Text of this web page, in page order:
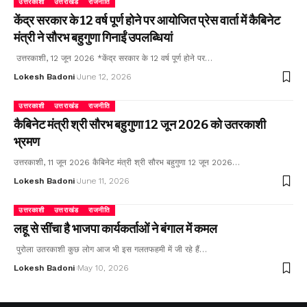
उत्तरकाशी उत्तराखंड राजनीति
केंद्र सरकार के 12 वर्ष पूर्ण होने पर आयोजित प्रेस वार्ता में कैबिनेट
मंत्री ने सौरभ बहुगुणा गिनाईं उपलब्धियां
उत्तरकाशी, 12 जून 2026 *केंद्र सरकार के 12 वर्ष पूर्ण होने पर…
Lokesh Badoni June 12, 2026
उत्तरकाशी उत्तराखंड राजनीति
कैबिनेट मंत्री श्री सौरभ बहुगुणा 12 जून 2026 को उतरकाशी
भ्रमण
उत्तरकाशी, 11 जून 2026 कैबिनेट मंत्री श्री सौरभ बहुगुणा 12 जून 2026…
Lokesh Badoni June 11, 2026
उत्तरकाशी उत्तराखंड राजनीति
लहू से सींचा है भाजपा कार्यकर्ताओं ने बंगाल में कमल
पुरोला उतरकाशी कुछ लोग आज भी इस गलतफहमी में जी रहे हैं…
Lokesh Badoni May 10, 2026